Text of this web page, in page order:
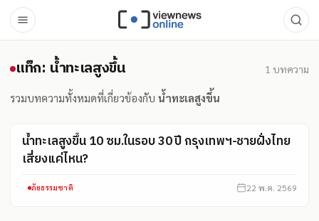
แท็ก: น้ำทะเลสูงขึ้น
แท็ก: น้ำทะเลสูงขึ้น 1 บทความ
รวมบทความทั้งหมดที่เกี่ยวข้องกับ น้ำทะเลสูงขึ้น
น้ำทะเลสูงขึ้น 10 ซม.ในรอบ 30 ปี กรุงเทพฯ-ชายฝั่งไทย
เสี่ยงแค่ไหน?
ภัยธรรมชาติ 22 พ.ค. 2569